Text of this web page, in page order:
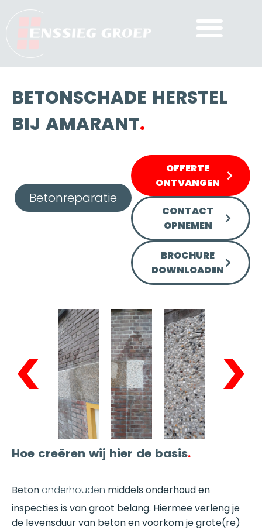
BETONSCHADE HERSTEL
BIJ AMARANT.
Betonreparatie
OFFERTE
ONTVANGEN
CONTACT
OPNEMEN
BROCHURE
DOWNLOADEN
Hoe creëren wij hier de basis.
Betononderhouden middels onderhoud en
inspecties is van groot belang. Hiermee verleng je
de levensduur van beton en voorkom je grote(re)